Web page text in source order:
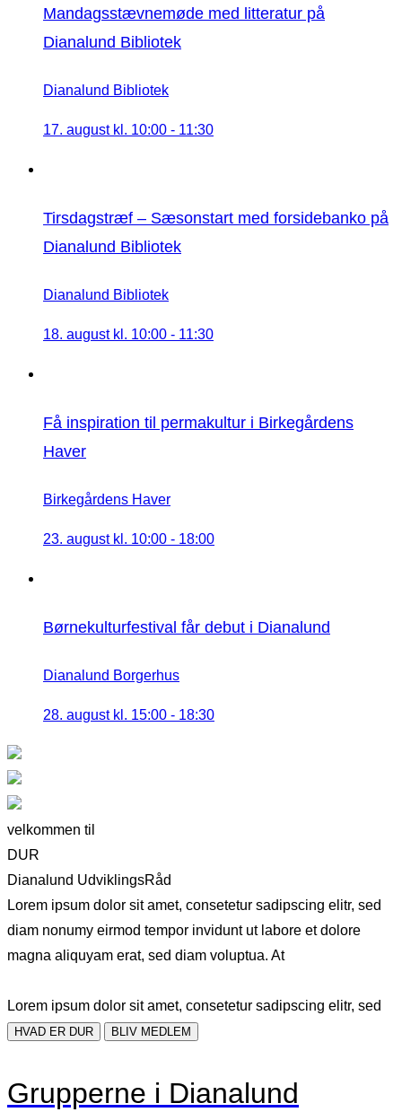
Mandagsstævnemøde med litteratur på
Dianalund Bibliotek
Dianalund Bibliotek
17. august kl. 10:00 - 11:30
Tirsdagstræf – Sæsonstart med forsidebanko på
Dianalund Bibliotek
Dianalund Bibliotek
18. august kl. 10:00 - 11:30
Få inspiration til permakultur i Birkegårdens
Haver
Birkegårdens Haver
23. august kl. 10:00 - 18:00
Børnekulturfestival får debut i Dianalund
Dianalund Borgerhus
28. august kl. 15:00 - 18:30
velkommen til
DUR
Dianalund UdviklingsRåd
Lorem ipsum dolor sit amet, consetetur sadipscing elitr, sed
diam nonumy eirmod tempor invidunt ut labore et dolore
magna aliquyam erat, sed diam voluptua. At
Lorem ipsum dolor sit amet, consetetur sadipscing elitr, sed
HVAD ER DUR BLIV MEDLEM
Grupperne i Dianalund